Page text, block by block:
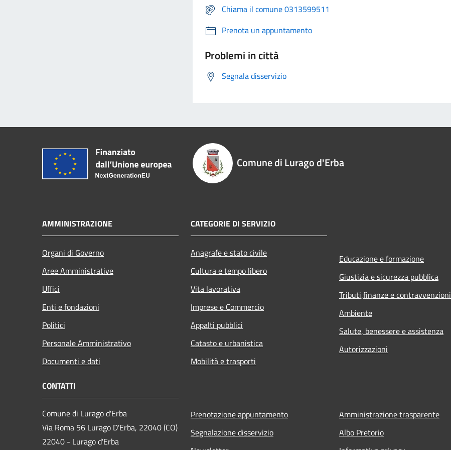
Chiama il comune 0313599511
Prenota un appuntamento
Problemi in città
Segnala disservizio
Comune di Lurago d'Erba
AMMINISTRAZIONE
Organi di Governo
Aree Amministrative
Uffici
Enti e fondazioni
Politici
Personale Amministrativo
Documenti e dati
CATEGORIE DI SERVIZIO
Anagrafe e stato civile
Cultura e tempo libero
Vita lavorativa
Imprese e Commercio
Appalti pubblici
Catasto e urbanistica
Mobilità e trasporti
Educazione e formazione
Giustizia e sicurezza pubblica
Tributi,finanze e contravvenzioni
Ambiente
Salute, benessere e assistenza
Autorizzazioni
CONTATTI
Comune di Lurago d'Erba
Via Roma 56 Lurago D'Erba, 22040 (CO)
22040 - Lurago d'Erba
Prenotazione appuntamento
Segnalazione disservizio
Amministrazione trasparente
Albo Pretorio